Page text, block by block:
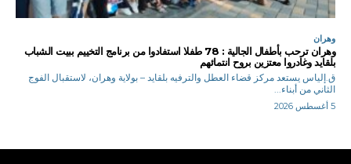
وهران
وهران ترحب بأطفال الجالية : 78 طفلا استفادوا من برنامج التخييم ببيت الشباب
بلقايد وغادروا معتزين بروح انتمائهم
ق.إلياس يستعد مركز قضاء العطل والترفيه بلقايد – بولاية وهران، لاستقبال الفوج
الثاني من أبناء...
5 أغسطس 2026